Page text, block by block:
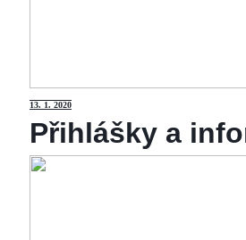
13. 1. 2020
Přihlášky a